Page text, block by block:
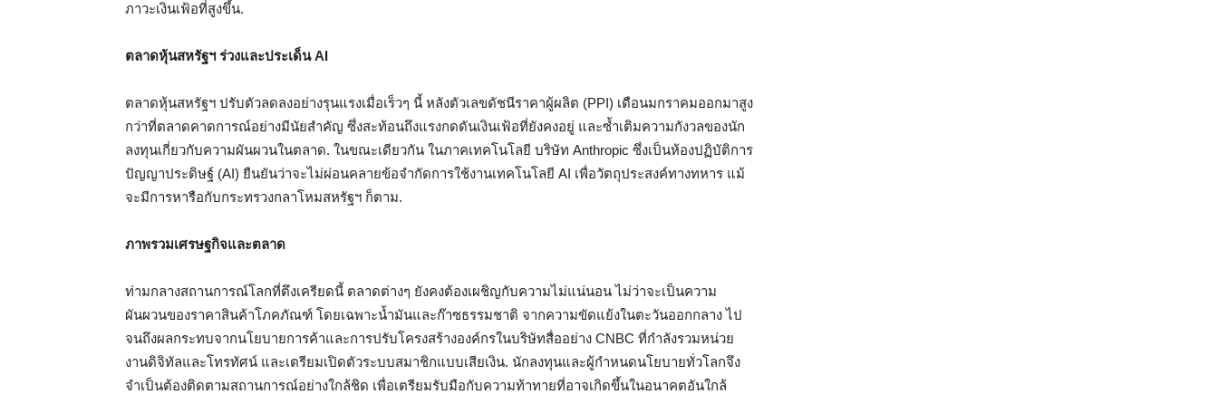
ภาวะเงินเฟ้อที่สูงขึ้น.
ตลาดหุ้นสหรัฐฯ ร่วงและประเด็น AI
ตลาดหุ้นสหรัฐฯ ปรับตัวลดลงอย่างรุนแรงเมื่อเร็วๆ นี้ หลังตัวเลขดัชนีราคาผู้ผลิต (PPI) เดือนมกราคมออกมาสูง
กว่าที่ตลาดคาดการณ์อย่างมีนัยสำคัญ ซึ่งสะท้อนถึงแรงกดดันเงินเฟ้อที่ยังคงอยู่ และซ้ำเติมความกังวลของนัก
ลงทุนเกี่ยวกับความผันผวนในตลาด. ในขณะเดียวกัน ในภาคเทคโนโลยี บริษัท Anthropic ซึ่งเป็นห้องปฏิบัติการ
ปัญญาประดิษฐ์ (AI) ยืนยันว่าจะไม่ผ่อนคลายข้อจำกัดการใช้งานเทคโนโลยี AI เพื่อวัตถุประสงค์ทางทหาร แม้
จะมีการหารือกับกระทรวงกลาโหมสหรัฐฯ ก็ตาม.
ภาพรวมเศรษฐกิจและตลาด
ท่ามกลางสถานการณ์โลกที่ตึงเครียดนี้ ตลาดต่างๆ ยังคงต้องเผชิญกับความไม่แน่นอน ไม่ว่าจะเป็นความ
ผันผวนของราคาสินค้าโภคภัณฑ์ โดยเฉพาะน้ำมันและก๊าซธรรมชาติ จากความขัดแย้งในตะวันออกกลาง ไป
จนถึงผลกระทบจากนโยบายการค้าและการปรับโครงสร้างองค์กรในบริษัทสื่ออย่าง CNBC ที่กำลังรวมหน่วย
งานดิจิทัลและโทรทัศน์ และเตรียมเปิดตัวระบบสมาชิกแบบเสียเงิน. นักลงทุนและผู้กำหนดนโยบายทั่วโลกจึง
จำเป็นต้องติดตามสถานการณ์อย่างใกล้ชิด เพื่อเตรียมรับมือกับความท้าทายที่อาจเกิดขึ้นในอนาคตอันใกล้